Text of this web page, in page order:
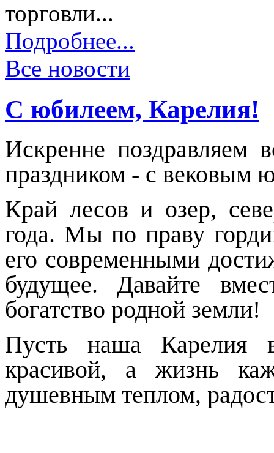
торговли...
Подробнее...
Все новости
С юбилеем, Карелия!
Искренне
праздником - с вековым
Край лесов и озер,
года. Мы по праву
его современными
будущее.Давайте
богатство родной земли!
Пусть наша Карелия
красивой, а жизнь
душевным теплом,